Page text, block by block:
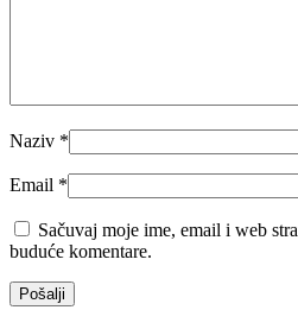
Naziv *
Email *
Sačuvaj moje ime, email i web
buduće komentare.